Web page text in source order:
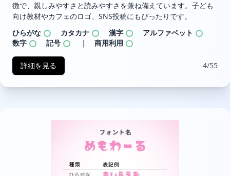
徴で、親しみやすさと読みやすさを兼ね備えています。子ども
向け教材やカフェのロゴ、SNS投稿にもぴったりです。
ひらがな
カタカナ 漢字
アルファベット
数字
記号 ｜ 商用利用
詳細を見る 4/55